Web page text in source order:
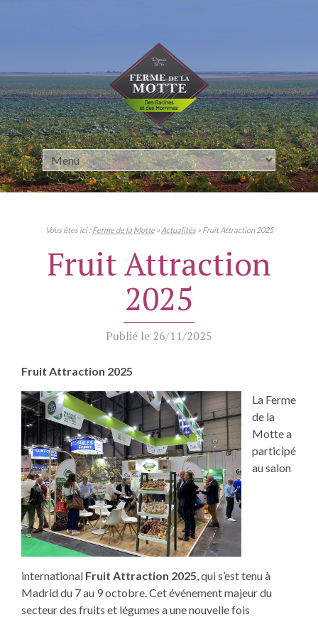
Vous êtes ici : Ferme de la Motte» Actualités» Fruit Attraction 2025
Fruit Attraction
2025
Publié le 26/11/2025
Fruit Attraction 2025
La Ferme
de la
Motte a
participé
au salon
international Fruit Attraction 2025 , qui s’est tenu à
Madrid du 7 au 9 octobre. Cet événement majeur du
secteur des fruits et légumes a une nouvelle fois